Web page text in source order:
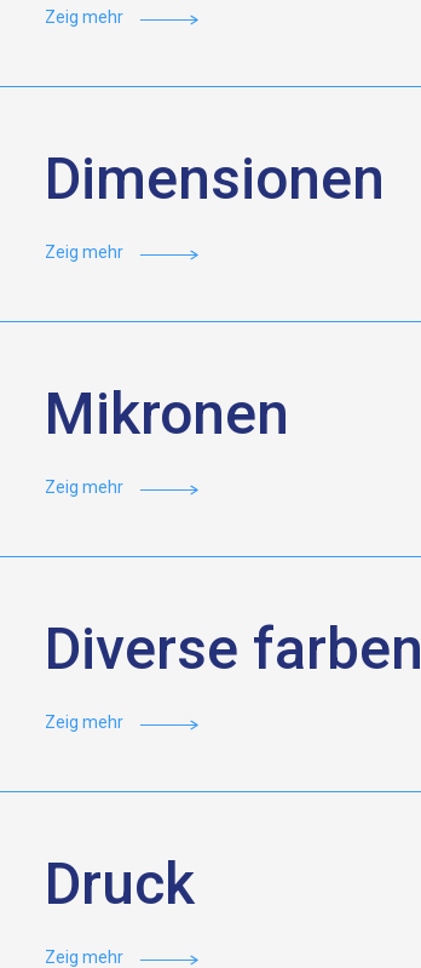
Zeig mehr
Dimensionen
Zeig mehr
Mikronen
Zeig mehr
Diverse farben
Zeig mehr
Druck
Zeig mehr